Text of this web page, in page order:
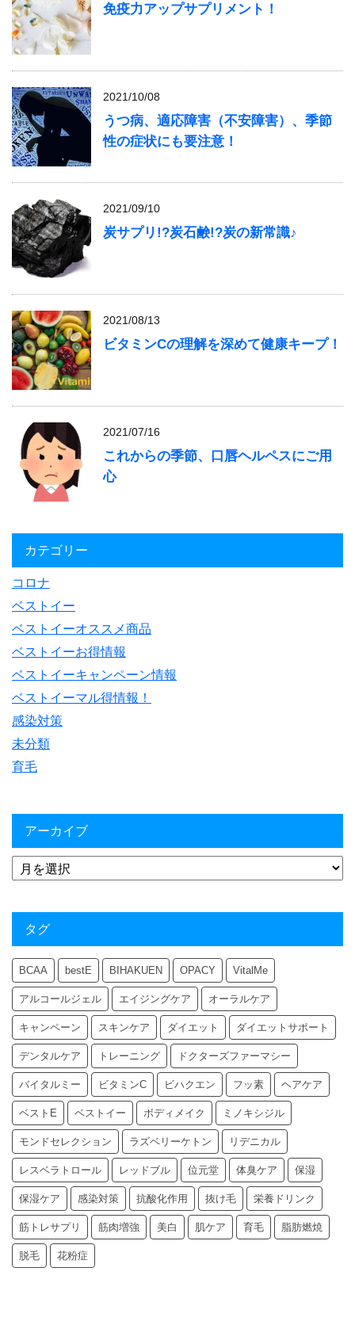
免疫力アップサプリメント！
2021/10/08
うつ病、適応障害（不安障害）、季節
性の症状にも要注意！
2021/09/10
炭サプリ!?炭石鹸!?炭の新常識♪
2021/08/13
ビタミンCの理解を深めて健康キープ！
2021/07/16
これからの季節、口唇ヘルペスにご用
心
カテゴリー
コロナ
ベストイー
ベストイーオススメ商品
ベストイーお得情報
ベストイーキャンペーン情報
ベストイーマル得情報！
感染対策
未分類
育毛
アーカイブ
タグ
BCAA bestE BIHAKUEN OPACY VitalMe
アルコールジェル エイジングケア オーラルケア
キャンペーン スキンケア ダイエット ダイエットサポート
デンタルケア トレーニング ドクターズファーマシー
バイタルミー ビタミンC ビハクエン フッ素 ヘアケア
ベストE ベストイー ボディメイク ミノキシジル
モンドセレクション ラズベリーケトン リデニカル
レスベラトロール レッドブル 位元堂 体臭ケア 保湿
保湿ケア 感染対策 抗酸化作用 抜け毛 栄養ドリンク
筋トレサプリ 筋肉増強 美白 肌ケア 育毛 脂肪燃焼
脱毛 花粉症